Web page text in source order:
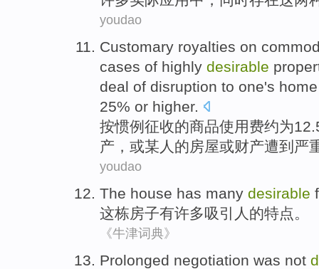
youdao
Customary royalties on
cases of highly desirable
deal of disruption to one's home
25% or higher.
按惯例 征收的商品使用费约为
产 ， 或某人 的房屋或财产遭到严
youdao
The house has many desirable
这栋房子有许多吸引人的特点。
《牛津词典》
Prolonged negotiation was not